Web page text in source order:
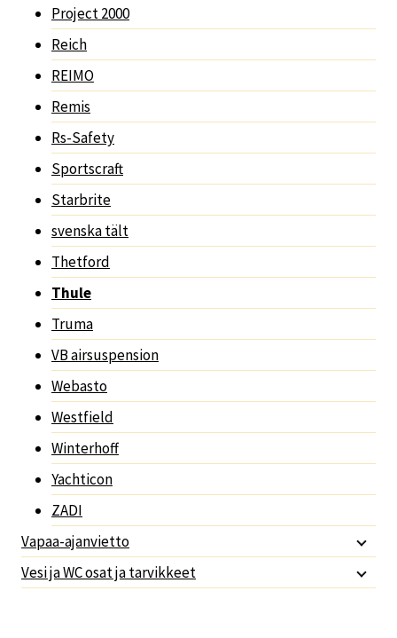
Project 2000
Reich
REIMO
Remis
Rs-Safety
Sportscraft
Starbrite
svenska tält
Thetford
Thule
Truma
VB airsuspension
Webasto
Westfield
Winterhoff
Yachticon
ZADI
Vapaa-ajanvietto
Vesi ja WC osat ja tarvikkeet